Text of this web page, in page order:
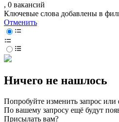
, 0 вакансий
Ключевые слова добавлены в
Отменить
Ничего не нашлось
Попробуйте изменить запрос или
По вашему запросу ещё будут
Присылать вам?